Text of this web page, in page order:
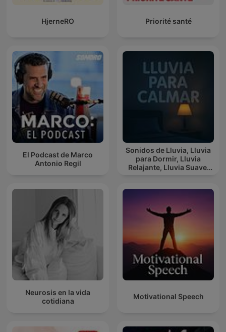
HjerneRO Priorité santé
El Podcast de Marco
Antonio Regil
Sonidos de Lluvia, Lluvia
para Dormir, Lluvia
Relajante, Lluvia Suave,
Neurosis en la vida
cotidiana
Motivational Speech